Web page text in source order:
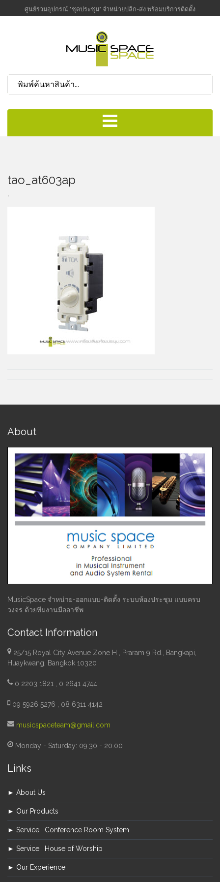
ศูนย์รวมอุปกรณ์ "ชุดประชุม" จำหน่ายปลีก-ส่ง พร้อมบริการติดตั้ง
tao_at603ap
About
MusicSpace จำหน่าย-ออกแบบ-ติดตั้ง ระบบห้องประชุม แบบครบ
วงจร ด้วยทีมงานมืออาชีพ
Contact Information
25/15 Royal City Avenue Zone H , Praram 9 Rd., Bangkapi,
Huaykwang, Bangkok 10320
0 2203 1821 , 0 2641 4744
09 5926 5276 , 08 6311 4142
musicspaceteam@gmail.com
Monday - Saturday: 09.30 - 20.00
Links
► About Us
► Our Products
► Service : Conference Room System
► Service : House of Worship
► Our Experience